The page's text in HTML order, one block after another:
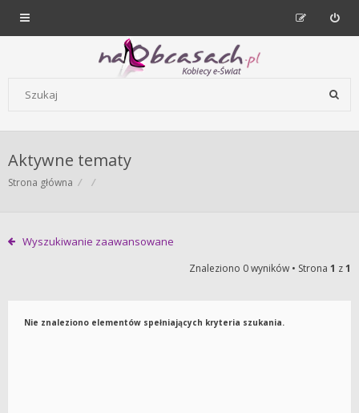
Forum dla kobiet | NaObcasach.pl
Aktywne tematy
Strona główna
Wyszukiwanie zaawansowane
Znaleziono 0 wyników • Strona 1 z1
Nie znaleziono elementów spełniających kryteria szukania.